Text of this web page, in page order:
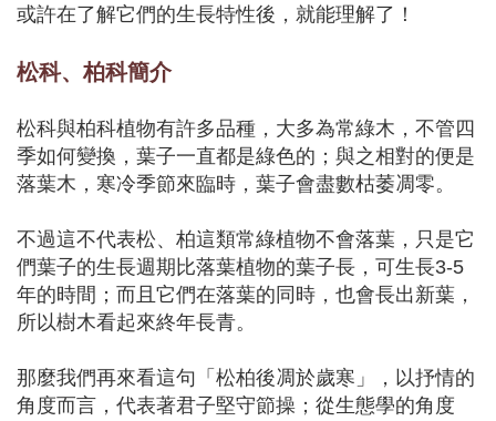
或許在了解它們的生長特性後，就能理解了！
松科、柏科簡介
松科與柏科植物有許多品種，大多為常綠木，不管四
季如何變換，葉子一直都是綠色的；與之相對的便是
落葉木，寒冷季節來臨時，葉子會盡數枯萎凋零。
不過這不代表松、柏這類常綠植物不會落葉，只是它
們葉子的生長週期比落葉植物的葉子長，可生長3-5
年的時間；而且它們在落葉的同時，也會長出新葉，
所以樹木看起來終年長青。
那麼我們再來看這句「松柏後凋於歲寒」，以抒情的
角度而言，代表著君子堅守節操；從生態學的角度